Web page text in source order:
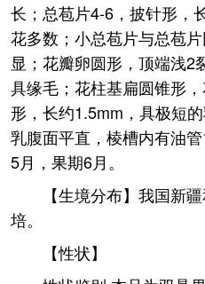
长；总苞片4-6，披针形，
花多数；小总苞片与总苞
显；花瓣卵圆形，顶端浅2
具缘毛；花柱基扁圆锥形
形，长约1.5mm，具极短
乳腹面平直，棱槽内有油
5月，果期6月。
【生境分布】我国新
培。
【性状】